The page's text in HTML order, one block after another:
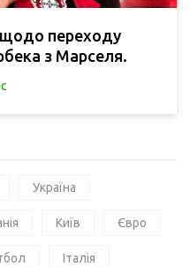
щодо переходу
з Марселя.
Україна
Київ Євро
Італія